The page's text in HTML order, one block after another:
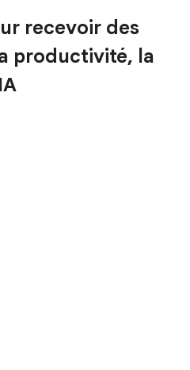
recevoir des
productivité, la